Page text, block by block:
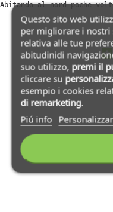
Abitando al nord poche
Questo sito web
per migliorare i
relativa alle tue
abitudinidi
suo utilizzo, premi il
cliccare su
esempio i cookies
di remarketing.
Piú info